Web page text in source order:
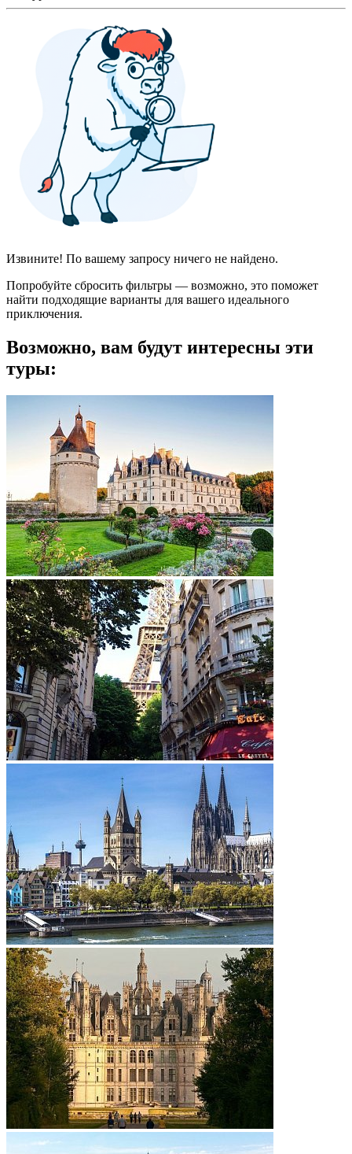
Извините! По вашему запросу ничего не найдено.
Попробуйте сбросить фильтры — возможно, это поможет
найти подходящие варианты для вашего идеального
приключения.
Возможно, вам будут интересны эти
туры: